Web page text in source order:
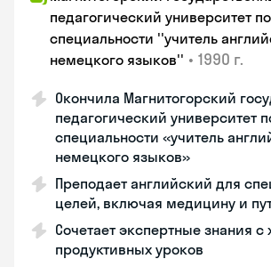
педагогический университет по
специальности ''учитель
немецкого языков'' • 1990 г.
Окончила Магнитогорский
педагогический университет
специальности «учитель
немецкого языков»
Преподает английский для
целей, включая медицину и
Сочетает экспертные знания
продуктивных уроков